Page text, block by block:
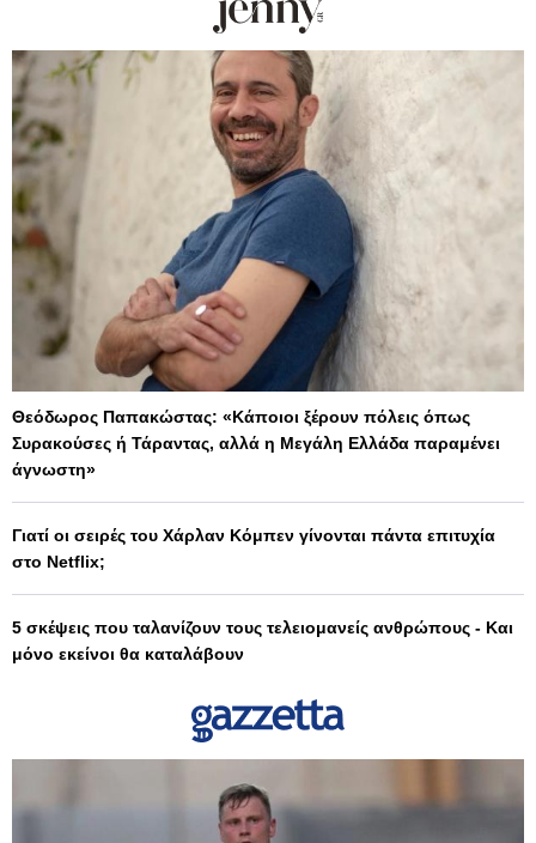
Θεόδωρος Παπακώστας: «Κάποιοι ξέρουν πόλεις όπως
Συρακούσες ή Τάραντας, αλλά η Μεγάλη Ελλάδα παραμένει
άγνωστη»
Γιατί οι σειρές του Χάρλαν Κόμπεν γίνονται πάντα επιτυχία
στο Netflix;
5 σκέψεις που ταλανίζουν τους τελειομανείς ανθρώπους - Και
μόνο εκείνοι θα καταλάβουν